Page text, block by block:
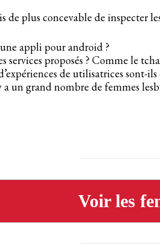
de plus concevable de inspecter
appli pour android ?
services proposés ? Comme le
de utilisatrices sont-ils
a un grand nombre de femmes
Voir les